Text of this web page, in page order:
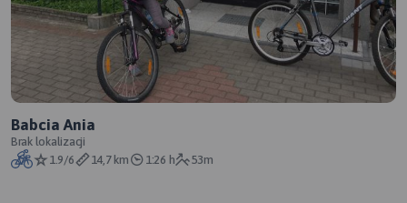
Babcia Ania
Brak lokalizacji
1.9/6
14,7 km 1:26 h 53m